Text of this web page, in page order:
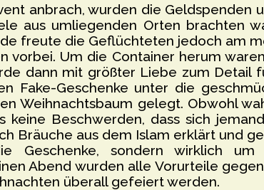
anbrach, wurden die Geldspenden
aus umliegenden Orten brachten
freute die Geflüchteten jedoch am
Um die Container herum
dann mit größter Liebe zum Detail
Fake-Geschenke unter die
Weihnachtsbaum gelegt. Obwohl
keine Beschwerden, dass sich
Bräuche aus dem Islam erklärt und
sondern wirklich um
Abend wurden alle Vorurteile
überall gefeiert werden.